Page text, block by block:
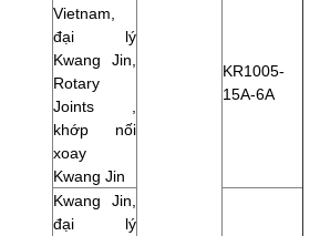
Vietnam,
đại lý
Kwang Jin,
Rotary
Joints ,
khớp nối
xoay
Kwang Jin
KR1005-
15A-6A
Kwang Jin,
đại lý